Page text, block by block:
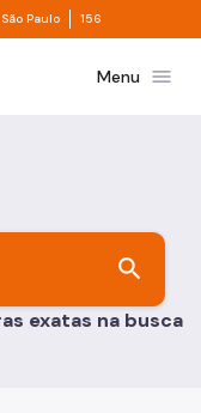
à informação
Paulo Divisor de
156
Menu menu
search
exatas na busca